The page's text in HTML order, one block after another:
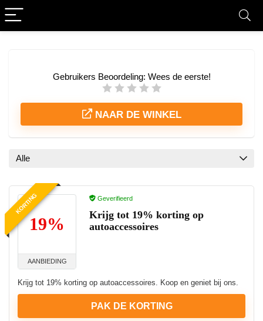
Gebruikers Beoordeling: Wees de eerste!
NAAR DE WINKEL
Alle
KORTING
19%
AANBIEDING
Geverifieerd
Krijg tot 19% korting op
autoaccessoires
Krijg tot 19% korting op autoaccessoires. Koop en geniet bij ons.
PAK DE KORTING